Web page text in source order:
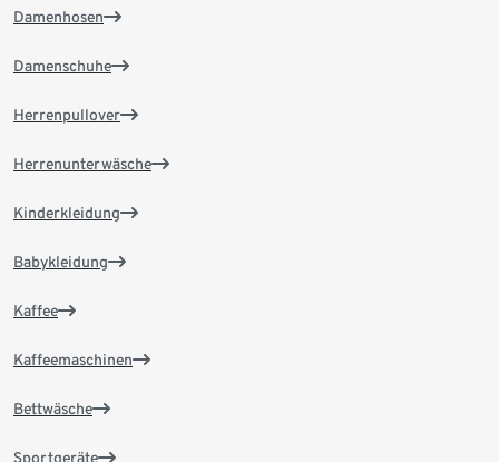
Damenhosen
Damenschuhe
Herrenpullover
Herrenunterwäsche
Kinderkleidung
Babykleidung
Kaffee
Kaffeemaschinen
Bettwäsche
Sportgeräte